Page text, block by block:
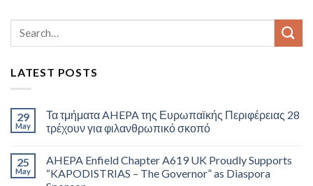
LATEST POSTS
29
May
Τα τμήματα AHEPA της Ευρωπαϊκής Περιφέρειας 28
τρέχουν για φιλανθρωπικό σκοπό
25
May
AHEPA Enfield Chapter A619 UK Proudly Supports
“KAPODISTRIAS – The Governor” as Diaspora